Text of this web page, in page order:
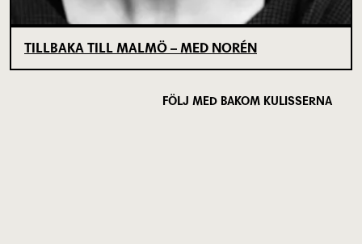
TILLBAKA TILL MALMÖ – MED NORÉN
FÖLJ MED BAKOM KULISSERNA